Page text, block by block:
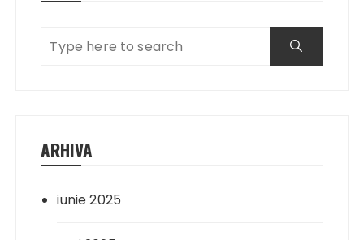
ARHIVA
iunie 2025